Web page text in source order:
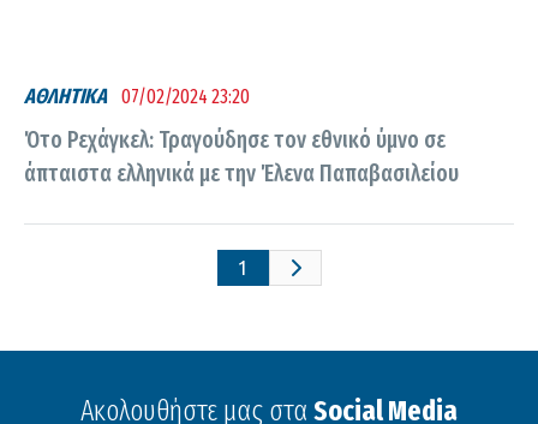
ΑΘΛΗΤΙΚΑ 07/02/2024 23:20
Ότο Ρεχάγκελ: Τραγούδησε τον εθνικό ύμνο σε
άπταιστα ελληνικά με την Έλενα Παπαβασιλείου
1
Ακολουθήστε μας στα Social Media